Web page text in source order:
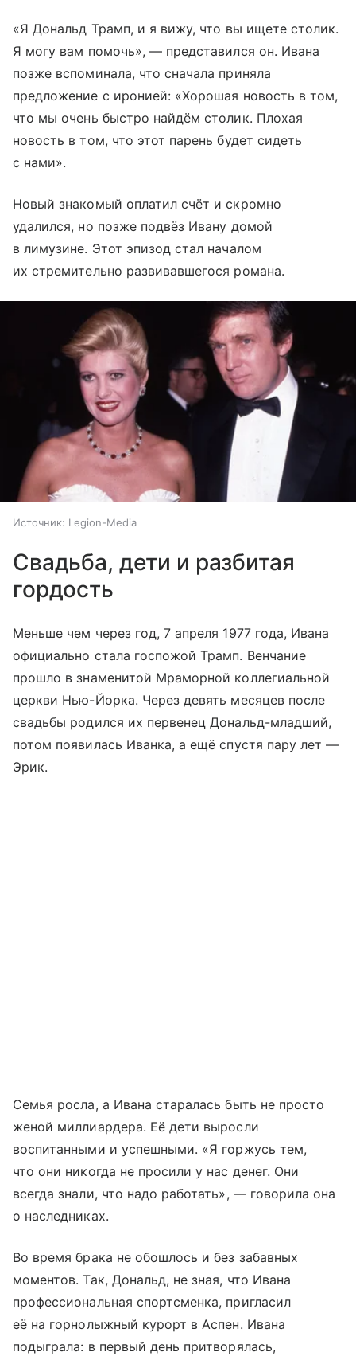
«Я Дональд Трамп, и я вижу, что вы ищете столик.
Я могу вам помочь», — представился он. Ивана
позже вспоминала, что сначала приняла
предложение с иронией: «Хорошая новость в том,
что мы очень быстро найдём столик. Плохая
новость в том, что этот парень будет сидеть
с нами».
Новый знакомый оплатил счёт и скромно
удалился, но позже подвёз Ивану домой
в лимузине. Этот эпизод стал началом
их стремительно развивавшегося романа.
Источник: Legion-Media
Свадьба, дети и разбитая
гордость
Меньше чем через год, 7 апреля 1977 года, Ивана
официально стала госпожой Трамп. Венчание
прошло в знаменитой Мраморной коллегиальной
церкви Нью-Йорка. Через девять месяцев после
свадьбы родился их первенец Дональд-младший,
потом появилась Иванка, а ещё спустя пару лет —
Эрик.
Семья росла, а Ивана старалась быть не просто
женой миллиардера. Её дети выросли
воспитанными и успешными. «Я горжусь тем,
что они никогда не просили у нас денег. Они
всегда знали, что надо работать», — говорила она
о наследниках.
Во время брака не обошлось и без забавных
моментов. Так, Дональд, не зная, что Ивана
профессиональная спортсменка, пригласил
её на горнолыжный курорт в Аспен. Ивана
подыграла: в первый день притворялась,